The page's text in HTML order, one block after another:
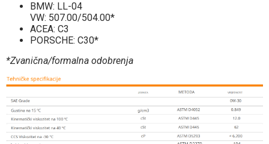
BMW: LL-04
VW: 507.00/504.00*
ACEA: C3
PORSCHE: C30*
*Zvanična/formalna odobrenja